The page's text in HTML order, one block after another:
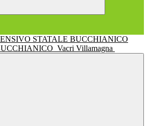
Vacri Villamagna